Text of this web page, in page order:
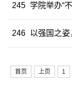
245
246
首页 上页 1